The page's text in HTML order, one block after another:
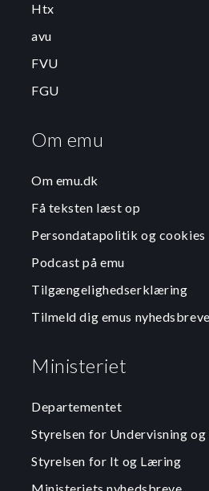
Htx
avu
FVU
FGU
Om emu
Om emu.dk
Få teksten læst op
Persondatapolitik og cookies
Podcast på emu
Tilgængelighedserklæring
Tilmeld dig emus nyhedsbreve
Ministeriet
Departementet
Styrelsen for Undervisning
Styrelsen for It og Læring